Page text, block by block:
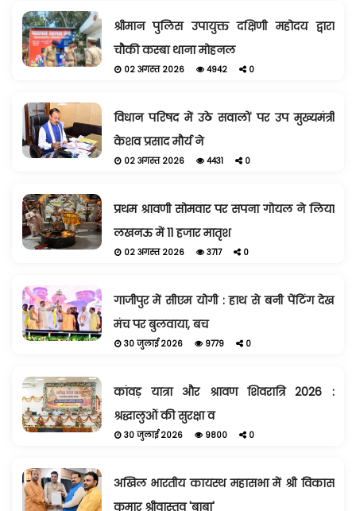
श्रीमान पुलिस उपायुक्त दक्षिणी महोदय द्वारा
चौकी कस्बा थाना मोहनल
02 अगस्त 2026 4942 0
विधान परिषद में उठे सवालों पर उप मुख्यमंत्री
केशव प्रसाद मौर्य ने
02 अगस्त 2026 4431 0
प्रथम श्रावणी सोमवार पर सपना गोयल ने लिया
लखनऊ में 11 हजार मातृश
02 अगस्त 2026 3717 0
गाजीपुर में सीएम योगी : हाथ से बनी पेंटिंग देख
मंच पर बुलवाया, बच
30 जुलाई 2026 9779 0
कांवड़ यात्रा और श्रावण शिवरात्रि 2026 :
श्रद्धालुओं की सुरक्षा व
30 जुलाई 2026 9800 0
अखिल भारतीय कायस्थ महासभा में श्री विकास
कुमार श्रीवास्तव 'बाबा'